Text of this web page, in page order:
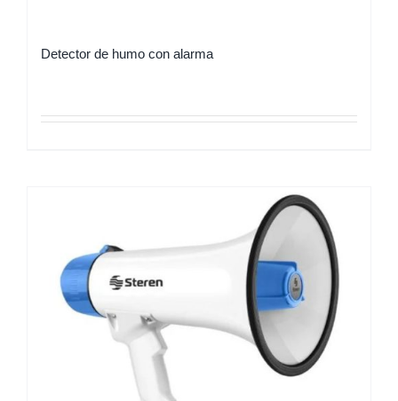
Detector de humo con alarma